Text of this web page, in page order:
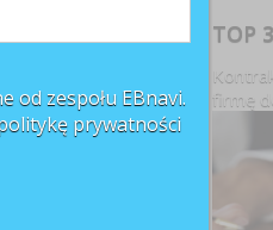
TOP
firmę
od zespołu EBnavi.
prywatności